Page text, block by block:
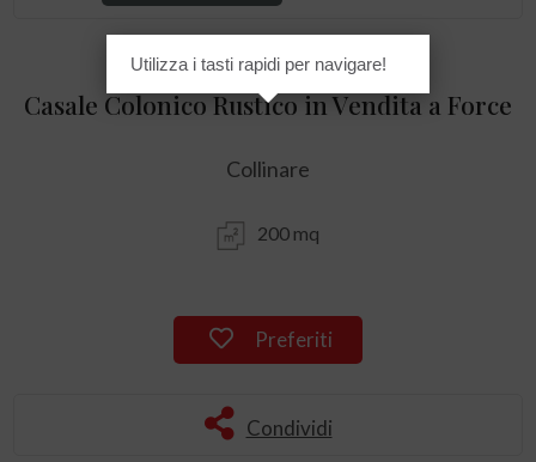
Casale Colonico Rustico in Vendita a Force
Collinare
200 mq
Preferiti
Condividi
Utilizza i tasti rapidi per navigare!